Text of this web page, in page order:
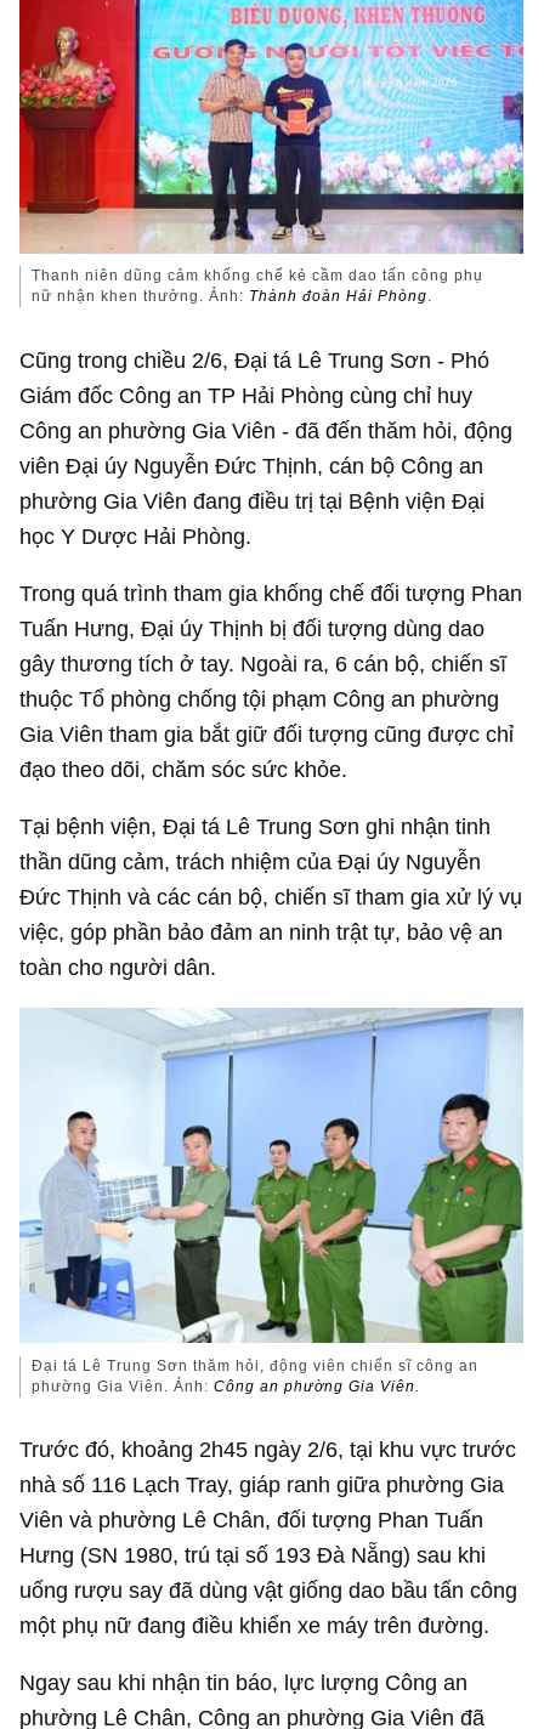
Thanh niên dũng cảm khống chế kẻ cầm dao tấn công phụ
nữ nhận khen thưởng. Ảnh: Thành đoàn Hải Phòng.
Cũng trong chiều 2/6, Đại tá Lê Trung Sơn - Phó
Giám đốc Công an TP Hải Phòng cùng chỉ huy
Công an phường Gia Viên - đã đến thăm hỏi, động
viên Đại úy Nguyễn Đức Thịnh, cán bộ Công an
phường Gia Viên đang điều trị tại Bệnh viện Đại
học Y Dược Hải Phòng.
Trong quá trình tham gia khống chế đối tượng Phan
Tuấn Hưng, Đại úy Thịnh bị đối tượng dùng dao
gây thương tích ở tay. Ngoài ra, 6 cán bộ, chiến sĩ
thuộc Tổ phòng chống tội phạm Công an phường
Gia Viên tham gia bắt giữ đối tượng cũng được chỉ
đạo theo dõi, chăm sóc sức khỏe.
Tại bệnh viện, Đại tá Lê Trung Sơn ghi nhận tinh
thần dũng cảm, trách nhiệm của Đại úy Nguyễn
Đức Thịnh và các cán bộ, chiến sĩ tham gia xử lý vụ
việc, góp phần bảo đảm an ninh trật tự, bảo vệ an
toàn cho người dân.
Đại tá Lê Trung Sơn thăm hỏi, động viên chiến sĩ công an
phường Gia Viên. Ảnh:Công an phường Gia Viên.
Trước đó, khoảng 2h45 ngày 2/6, tại khu vực trước
nhà số 116 Lạch Tray, giáp ranh giữa phường Gia
Viên và phường Lê Chân, đối tượng Phan Tuấn
Hưng (SN 1980, trú tại số 193 Đà Nẵng) sau khi
uống rượu say đã dùng vật giống dao bầu tấn công
một phụ nữ đang điều khiển xe máy trên đường.
Ngay sau khi nhận tin báo, lực lượng Công an
phường Lê Chân, Công an phường Gia Viên đã